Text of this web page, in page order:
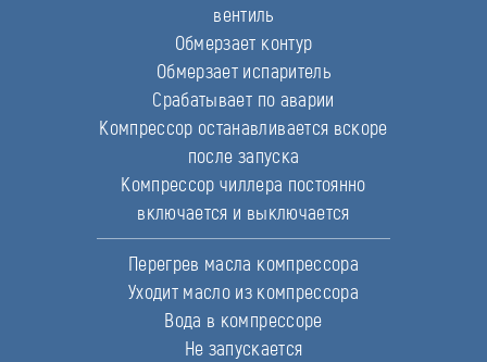
вентиль
Обмерзает контур
Обмерзает испаритель
Срабатывает по аварии
Компрессор останавливается вскоре
после запуска
Компрессор чиллера постоянно
включается и выключается
Перегрев масла компрессора
Уходит масло из компрессора
Вода в компрессоре
Не запускается